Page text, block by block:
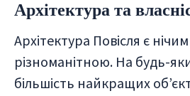
Архітектура та
Архітектура Повісля є
різноманітною. На будь-
більшість найкращих